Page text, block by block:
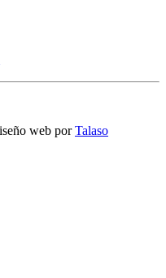
web porTalaso